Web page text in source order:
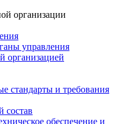
организации
управления
организацией
стандарты и требования
состав
обеспечение и